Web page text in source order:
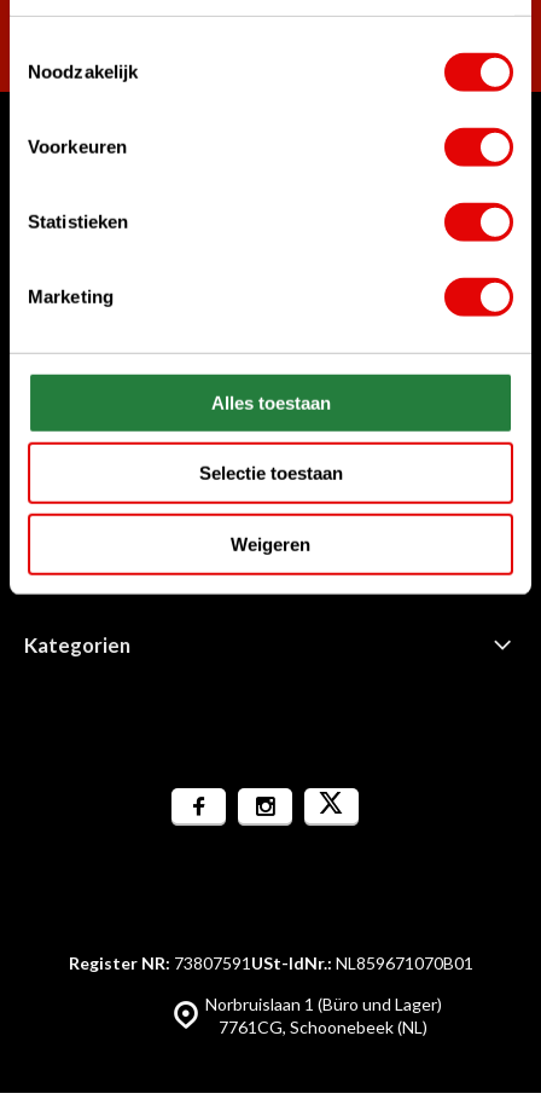
Noodzakelijk
Voorkeuren
Statistieken
Marketing
Alles toestaan
Selectie toestaan
Weigeren
Womit können wir Ihnen helfen?
Rufen Sie uns an
Chatten Sie mit uns
Senden Sie uns eine E-Mail
sales@golfdriver.nl
Kundenservice
Informationen
Kategorien
Norbruislaan 1 (Büro und Lager)
7761CG, Schoonebeek (NL)
Register NR: 73807591 USt-IdNr.: NL859671070B01